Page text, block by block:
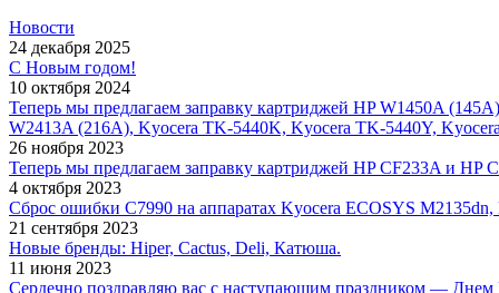
Новости
24 декабря 2025
С Новым годом!
10 октября 2024
Теперь мы предлагаем заправку картриджей HP W1450A
W2413A (216A), Kyocera TK-5440K, Kyocera TK-5440Y,
26 ноября 2023
Теперь мы предлагаем заправку картриджей HP CF233A и
4 октября 2023
Сброс ошибки С7990 на аппаратах Kyocera ECOSYS
21 сентября 2023
Новые бренды: Hiper, Cactus, Deli, Катюша.
11 июня 2023
Сердечно поздравляю вас с наступающим праздником — Днем